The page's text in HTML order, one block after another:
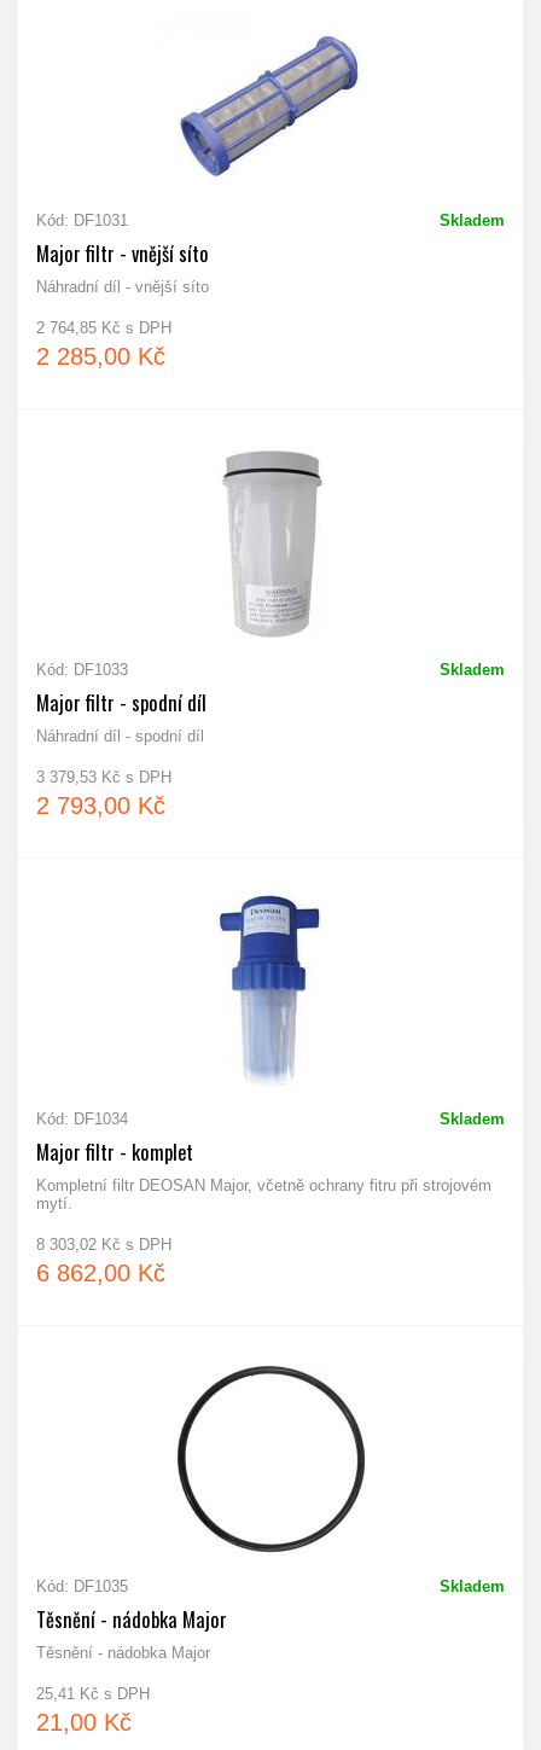
Kód: DF1031 Skladem
Major filtr - vnější síto
Náhradní díl - vnější síto
2 764,85 Kč s DPH
2 285,00 Kč
Kód: DF1033 Skladem
Major filtr - spodní díl
Náhradní díl - spodní díl
3 379,53 Kč s DPH
2 793,00 Kč
Kód: DF1034 Skladem
Major filtr - komplet
Kompletní filtr DEOSAN Major, včetně ochrany fitru při strojovém
mytí.
8 303,02 Kč s DPH
6 862,00 Kč
Kód: DF1035 Skladem
Těsnění - nádobka Major
Těsnění - nádobka Major
25,41 Kč s DPH
21,00 Kč